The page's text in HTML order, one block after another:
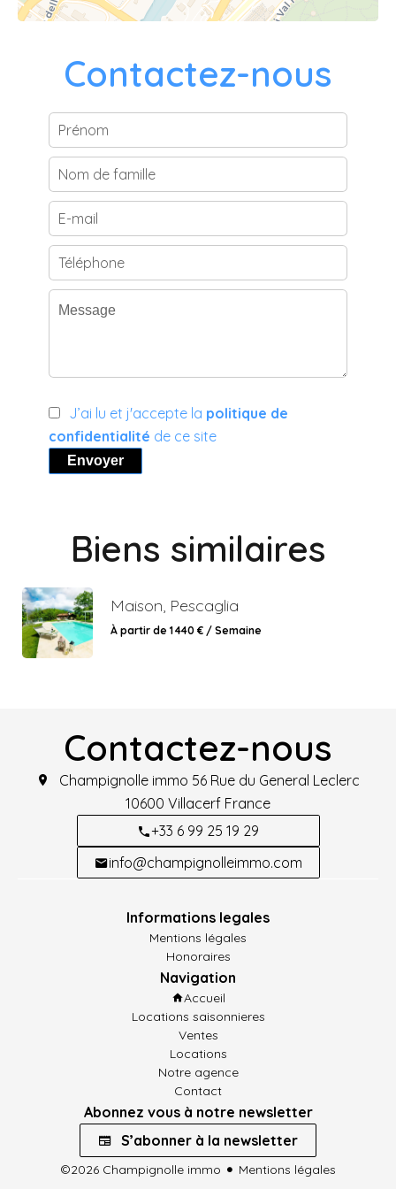
Contactez-nous
J’ai lu et j'accepte la politique de
confidentialité de ce site
Envoyer
Biens similaires
Maison, Pescaglia
À partir de 1 440 € / Semaine
Contactez-nous
Champignolle immo 56 Rue du General Leclerc
10600 Villacerf France
+33 6 99 25 19 29
info@champignolleimmo.com
Informations legales
Mentions légales
Honoraires
Navigation
Accueil
Locations saisonnieres
Ventes
Locations
Notre agence
Contact
Abonnez vous à notre newsletter
S’abonner à la newsletter
©2026 Champignolle immo
Mentions légales